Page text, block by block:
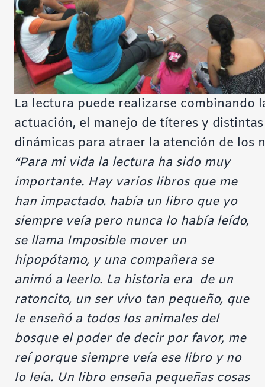
La lectura puede realizarse combinando
actuación, el manejo de títeres y distintas
dinámicas para atraer la atención de los
“Para mi vida la lectura ha sido muy
importante. Hay varios libros que me
han impactado. había un libro que yo
siempre veía pero nunca lo había leído,
se llama Imposible mover un
hipopótamo, y una compañera se
animó a leerlo. La historia era de un
ratoncito, un ser vivo tan pequeño, que
le enseñó a todos los animales del
bosque el poder de decir por favor, me
reí porque siempre veía ese libro y no
lo leía. Un libro enseña pequeñas cosas